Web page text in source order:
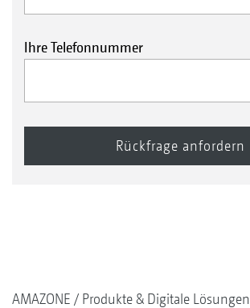
Ihre Telefonnummer
AMAZONE
Produkte & Digitale Lösungen